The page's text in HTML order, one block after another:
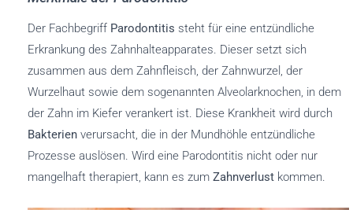
Der Fachbegriff Parodontitis steht für eine entzündliche
Erkrankung des Zahnhalteapparates. Dieser setzt sich
zusammen aus dem Zahnfleisch, der Zahnwurzel, der
Wurzelhaut sowie dem sogenannten Alveolarknochen, in dem
der Zahn im Kiefer verankert ist. Diese Krankheit wird durch
Bakterien verursacht, die in der Mundhöhle entzündliche
Prozesse auslösen. Wird eine Parodontitis nicht oder nur
mangelhaft therapiert, kann es zum Zahnverlust kommen.